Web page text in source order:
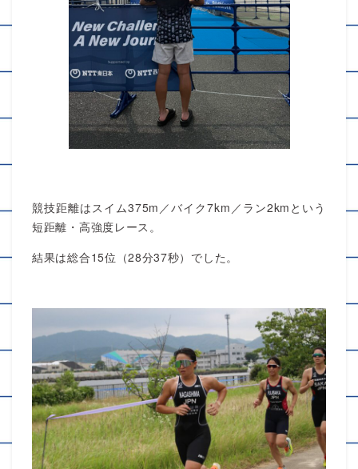
競技距離はスイム375m／バイク7km／ラン2kmという
短距離・高強度レース。
結果は総合15位（28分37秒）でした。